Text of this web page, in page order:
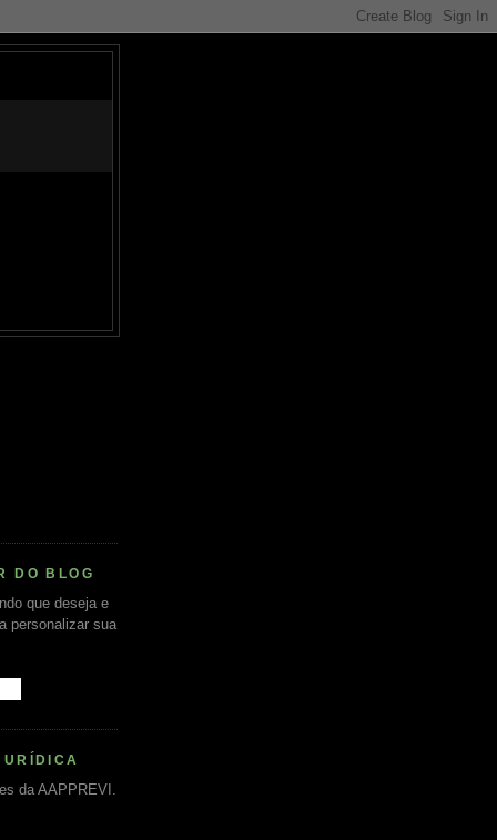
DO BLOG
que deseja e
personalizar sua
da AAPPREVI.